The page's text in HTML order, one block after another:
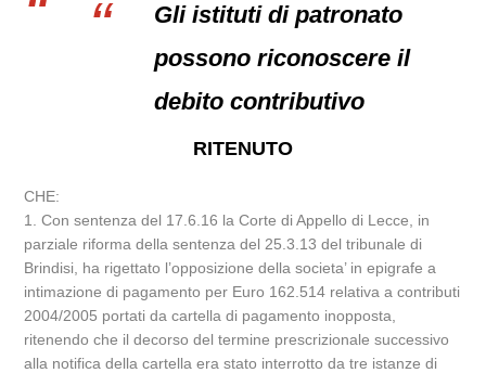
Gli istituti di patronato
possono riconoscere il
debito contributivo
RITENUTO
CHE:
1. Con sentenza del 17.6.16 la Corte di Appello di Lecce, in
parziale riforma della sentenza del 25.3.13 del tribunale di
Brindisi, ha rigettato l’opposizione della societa’ in epigrafe a
intimazione di pagamento per Euro 162.514 relativa a contributi
2004/2005 portati da cartella di pagamento inopposta,
ritenendo che il decorso del termine prescrizionale successivo
alla notifica della cartella era stato interrotto da tre istanze di